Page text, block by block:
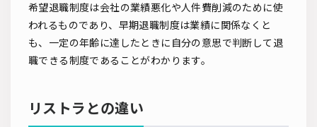
希望退職制度は会社の業績悪化や人件費削減のために使
われるものであり、早期退職制度は業績に関係なくと
も、一定の年齢に達したときに自分の意思で判断して退
職できる制度であることがわかります。
リストラとの違い